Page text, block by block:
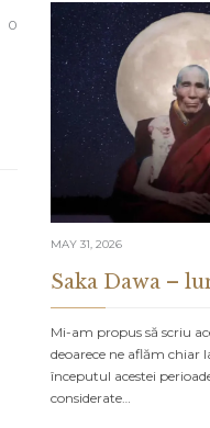
0 Comments
MAY 31, 2026
Saka Dawa –
Mi-am propus să scriu
deoarece ne aflăm chiar
începutul acestei
considerate…